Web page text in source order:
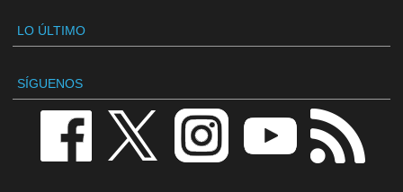
LO ÚLTIMO
SÍGUENOS